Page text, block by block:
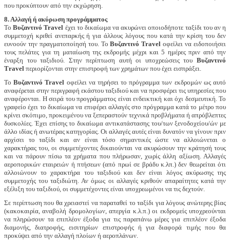
που προκύπτουν από την εκχώρηση.
8. Αλλαγή ή ακύρωση προγράμματος
ΤοΒυζαντινόTravel έχει το δικαίωμα να ακυρώνει οποιοδήποτε ταξίδι του αν η
συμμετοχή κριθεί ανεπαρκής ή για άλλους λόγους που κατά την κρίση του δεν
ευνοούν την πραγματοποίησή του. ΤοΒυζαντινόTravel οφείλει να ειδοποιήσει
τους πελάτες για τη ματαίωση της εκδρομής μέχρι και 5 ημέρες πριν από την
έναρξη του ταξιδιού. Στην περίπτωση αυτή οι υποχρεώσεις του Βυζαντινό
Τravel περιορίζονται στην επιστροφή των χρημάτων που έχει εισπράξει.
ΤοΒυζαντινόTravel οφείλει να τηρήσει το πρόγραμμα των εκδρομών ως αυτό
αναφέρεται στην περιγραφή εκάστου ταξιδιού και να προσφέρει τις υπηρεσίες που
αναφέρονται. Η σειρά του προγράμματος είναι ενδεικτική και όχι δεσμευτική. Το
γραφείο έχει το δικαίωμα να επιφέρει αλλαγές στο πρόγραμμα κατά το μέτρο που
κρίνει σκόπιμο, προκειμένου να ξεπεραστούν τεχνικά προβλήματα ή απρόβλεπτες
δυσκολίες. Έχει επίσης το δικαίωμα αντικατάστασης του/των ξενοδοχείου/ών με
άλλο ιδίας ή ανωτέρας κατηγορίας. Οι αλλαγές αυτές είναι δυνατόν να γίνουν πριν
αρχίσει το ταξίδι και αν είναι τόσο σημαντικές ώστε να αλλοιώνεται ο
χαρακτήρας του, οι συμμετέχοντες δικαιούνται να ακυρώσουν την κράτησή τους
και να πάρουν πίσω τα χρήματα που πλήρωσαν, χωρίς άλλη αξίωση. Αλλαγές
αεροπορικών εταιρειών ή πτήσεων (από πρωί σε βράδυ κ.λπ.) δεν θεωρείται ότι
αλλοιώνουν το χαρακτήρα του ταξιδιού και δεν είναι λόγος ακύρωσης της
συμμετοχής του ταξιδιώτη. Αν όμως οι αλλαγές κριθούν απαραίτητες κατά την
εξέλιξη του ταξιδιού, οι συμμετέχοντες είναι υποχρεωμένοι να τις δεχτούν.
Σε περίπτωση που θα χρειαστεί να παραταθεί το ταξίδι για λόγους ανώτερης βίας
(κακοκαιρία, αναβολή δρομολογίων, απεργία κ.λ.π.) οι εκδρομείς υποχρεούνται
να πληρώσουν τα επιπλέον έξοδα για τις παραπάνω μέρες για επιπλέον έξοδα
διαμονής, διατροφής, εισιτηρίων επιστροφής ή για διαφορά τιμής που θα
προκύψει από την αλλαγή πλοίων ή αεροπλάνων.